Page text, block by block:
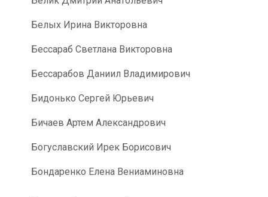
Белых Ирина Викторовна
Бессараб Светлана Викторовна
Бессарабов Даниил Владимирович
Бидонько Сергей Юрьевич
Бичаев Артем Александрович
Богуславский Ирек Борисович
Бондаренко Елена Вениаминовна